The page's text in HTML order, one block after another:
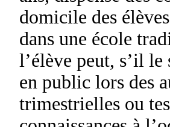
domicile des
dans une école
l’élève peut, s’il
en public lors des
trimestrielles ou